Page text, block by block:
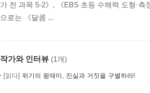
가 전 과목 5-2》, 《EBS 초등 수해력 도형·
으로는 《달콤 ...
작가와 인터뷰 (1개)
[읽다] 위기의 왕재미, 진실과 거짓을 구별하라!